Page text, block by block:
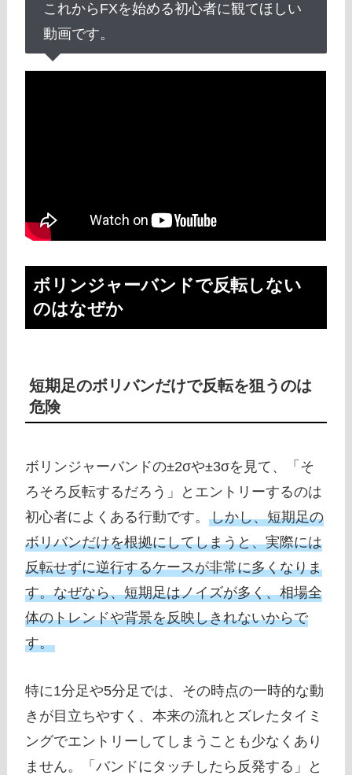
これからFXを始める初心者に観てほしい
動画です。
ボリンジャーバンドで反転しない
のはなぜか
短期足のボリバンだけで反転を狙うのは
危険
ボリンジャーバンドの±2σや±3σを見て、「そ
ろそろ反転するだろう」とエントリーするのは
初心者によくある行動です。しかし、短期足の
ボリバンだけを根拠にしてしまうと、実際には
反転せずに逆行するケースが非常に多くなりま
す。なぜなら、短期足はノイズが多く、相場全
体のトレンドや背景を反映しきれないからで
す。
特に1分足や5分足では、その時点の一時的な動
きが目立ちやすく、本来の流れとズレたタイミ
ングでエントリーしてしまうことも少なくあり
ません。「バンドにタッチしたら反発する」と